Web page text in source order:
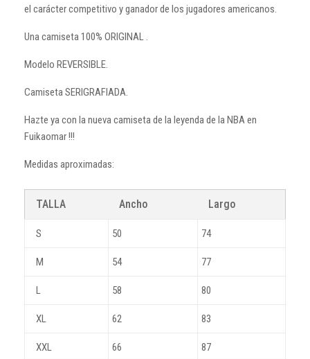
el carácter competitivo y ganador de los jugadores americanos.
Una camiseta 100% ORIGINAL .
Modelo REVERSIBLE.
Camiseta SERIGRAFIADA.
Hazte ya con la nueva camiseta de la leyenda de la NBA en
Fuikaomar !!!
Medidas aproximadas:
TALLA Ancho Largo
S 50 74
M 54 77
L 58 80
XL 62 83
XXL 66 87